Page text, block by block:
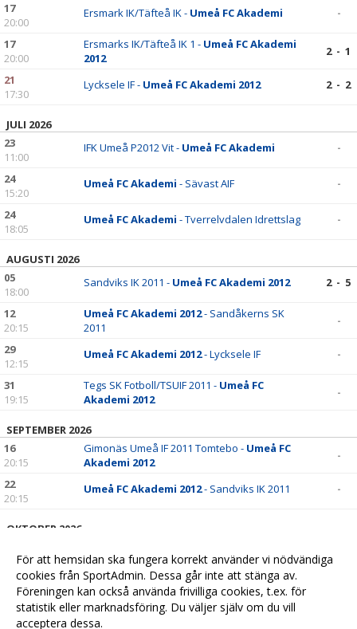
17
20:00
Ersmark IK/Täfteå IK - Umeå FC Akademi -
17
20:00
Ersmarks IK/Täfteå IK 1 - Umeå FC Akademi
2012
2 - 1
21
17:30
Lycksele IF - Umeå FC Akademi 2012 2 - 2
JULI 2026
23
11:00
IFK Umeå P2012 Vit - Umeå FC Akademi -
24
15:20
Umeå FC Akademi - Sävast AIF -
24
18:05
Umeå FC Akademi - Tverrelvdalen Idrettslag -
AUGUSTI 2026
05
18:00
Sandviks IK 2011 - Umeå FC Akademi 2012 2 - 5
12
20:15
Umeå FC Akademi 2012- Sandåkerns SK
2011
-
29
12:15
Umeå FC Akademi 2012- Lycksele IF -
31
19:15
Tegs SK Fotboll/TSUIF 2011 - Umeå FC
Akademi 2012
-
SEPTEMBER 2026
16
20:15
Gimonäs Umeå IF 2011 Tomtebo - Umeå FC
Akademi 2012
-
22
20:15
Umeå FC Akademi 2012- Sandviks IK 2011 -
OKTOBER 2026
20:15
2012
20:15
Umeå FC Akademi 2012 - Tegs SK
Fotboll/TSUIF 2011
För att hemsidan ska fungera korrekt använder vi nödvändiga
cookies från SportAdmin. Dessa går inte att stänga av.
Föreningen kan också använda frivilliga cookies, t.ex. för
statistik eller marknadsföring. Du väljer själv om du vill
acceptera dessa.